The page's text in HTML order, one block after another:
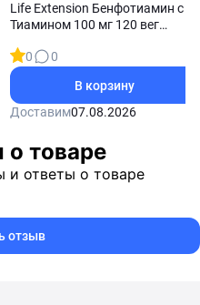
Life Extension Бенфотиамин с
Тиамином 100 мг 120 вег
0
0
В корзину
Доставим07.08.2026
товаре
и ответы о товаре
отзыв